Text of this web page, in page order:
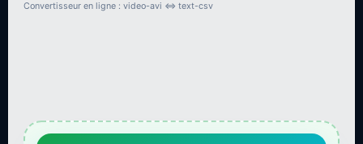
Convertisseur en ligne : video-avi ⇔ text-csv